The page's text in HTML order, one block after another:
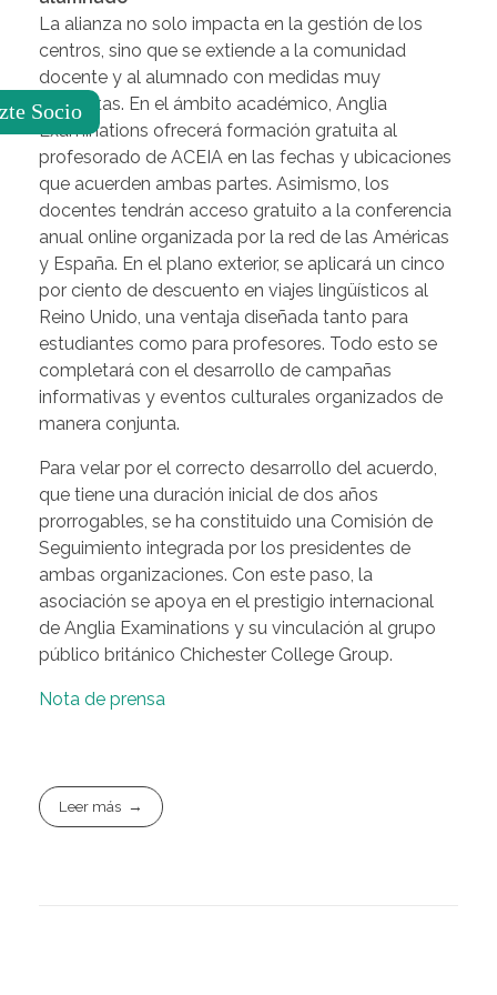
La alianza no solo impacta en la gestión de los
centros, sino que se extiende a la comunidad
docente y al alumnado con medidas muy
concretas. En el ámbito académico, Anglia
Examinations ofrecerá formación gratuita al
profesorado de ACEIA en las fechas y ubicaciones
que acuerden ambas partes. Asimismo, los
docentes tendrán acceso gratuito a la conferencia
anual online organizada por la red de las Américas
y España. En el plano exterior, se aplicará un cinco
por ciento de descuento en viajes lingüísticos al
Reino Unido, una ventaja diseñada tanto para
estudiantes como para profesores. Todo esto se
completará con el desarrollo de campañas
informativas y eventos culturales organizados de
manera conjunta.
Para velar por el correcto desarrollo del acuerdo,
que tiene una duración inicial de dos años
prorrogables, se ha constituido una Comisión de
Seguimiento integrada por los presidentes de
ambas organizaciones. Con este paso, la
asociación se apoya en el prestigio internacional
de Anglia Examinations y su vinculación al grupo
público británico Chichester College Group.
Nota de prensa
Leer más
Socio